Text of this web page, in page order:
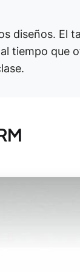
diseños. El
tiempo que